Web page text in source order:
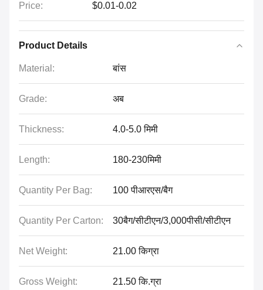
Price: $0.01-0.02
Product Details
Material: बांस
Grade: अब
Thickness: 4.0-5.0 मिमी
Length: 180-230मिमी
Quantity Per Bag: 100 पीआरएस/बैग
Quantity Per Carton: 30बैग/सीटीएन/3,000पीसी/सीटीएन
Net Weight: 21.00 किग्रा
Gross Weight: 21.50 कि.ग्रा